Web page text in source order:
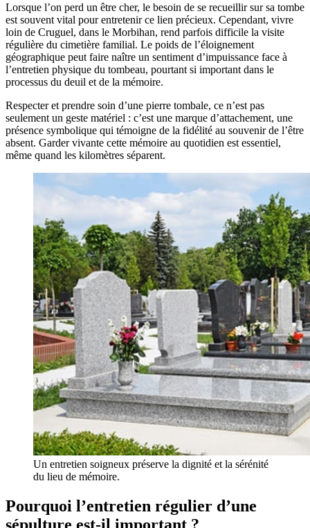
Lorsque l’on perd un être cher, le besoin de se recueillir sur sa tombe
est souvent vital pour entretenir ce lien précieux. Cependant, vivre
loin de Cruguel, dans le Morbihan, rend parfois difficile la visite
régulière du cimetière familial. Le poids de l’éloignement
géographique peut faire naître un sentiment d’impuissance face à
l’entretien physique du tombeau, pourtant si important dans le
processus du deuil et de la mémoire.
Respecter et prendre soin d’une pierre tombale, ce n’est pas
seulement un geste matériel : c’est une marque d’attachement, une
présence symbolique qui témoigne de la fidélité au souvenir de l’être
absent. Garder vivante cette mémoire au quotidien est essentiel,
même quand les kilomètres séparent.
Un entretien soigneux préserve la dignité et la sérénité
du lieu de mémoire.
Pourquoi l’entretien régulier d’une
sépulture est-il important ?